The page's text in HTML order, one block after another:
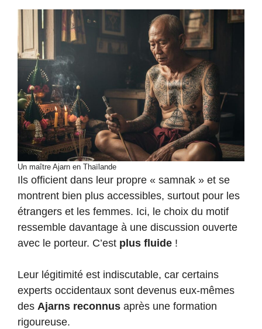
Un maître Ajarn en Thaïlande
Ils officient dans leur propre « samnak » et se
montrent bien plus accessibles, surtout pour les
étrangers et les femmes. Ici, le choix du motif
ressemble davantage à une discussion ouverte
avec le porteur. C’est plus fluide !
Leur légitimité est indiscutable, car certains
experts occidentaux sont devenus eux-mêmes
des Ajarns reconnus après une formation
rigoureuse.